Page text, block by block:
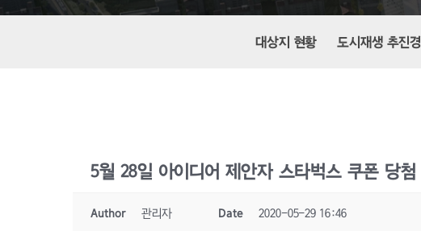
대상지 현황 도시재생 추진
5월 28일 아이디어 제안자 스타벅스 쿠폰 당첨
Author 관리자 Date 2020-05-29 16:46